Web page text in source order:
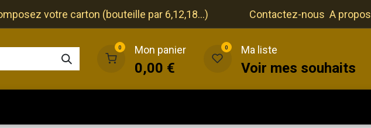
votre carton (bouteille par 6,12,18...) Contactez-nous A propos
0 Mon panier
0,00 €
0 Ma liste
Voir mes souhaits